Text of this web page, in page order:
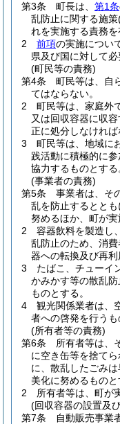
第3条
町長は、 第1条
乱防止に関する施策
れを実施する責務を
2
前項の実施につい
県及び国に対して
(町民等の責務)
第4条
町民等は、自
てはならない。
2
町民等は、家庭外
又は回収容器に収
正に処分しなければ
3
町民等は、地域に
践活動に積極的に
協力するものとする
(事業者の責務)
第5条
事業者は、そ
乱を防止するとと
努めるほか、町が実
2
容器飲料を製造し
乱防止のため、消
器への転換及び再利
3
たばこ、チューイ
かみかす等の散乱
ものとする。
4
観光関係業者は、
者への啓発を行うも
(所有者等の責務)
第6条
所有者等は、
に空き缶等を捨て
に、散乱したごみ
美化に努めるものと
2
所有者等は、町が
(回収容器の設置及
第7条
自動販売事業